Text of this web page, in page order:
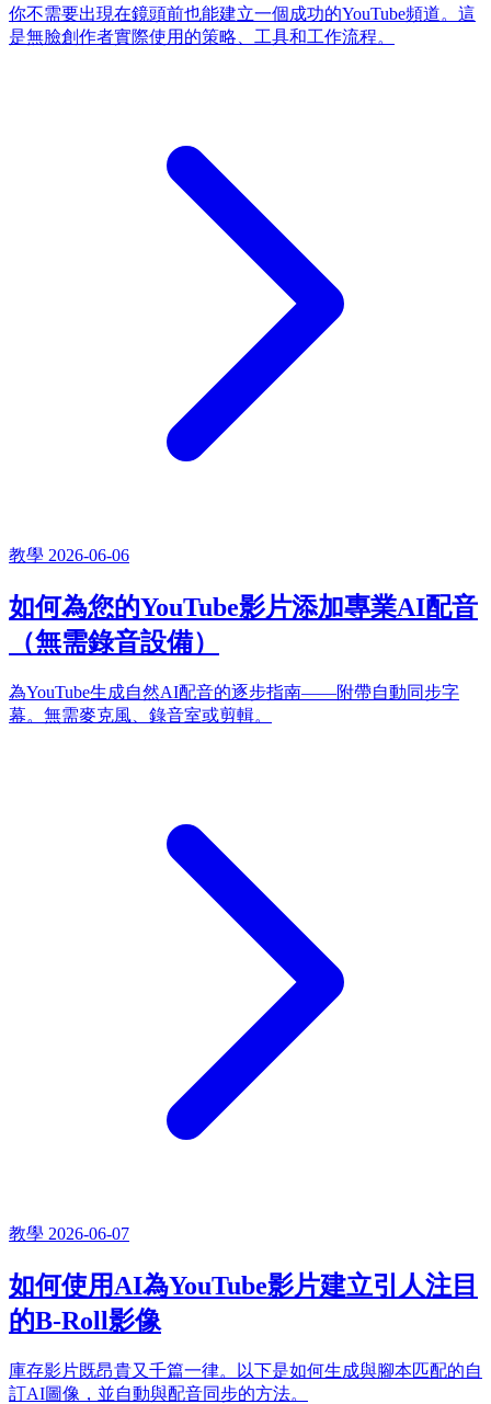
你不需要出現在鏡頭前也能建立一個成功的YouTube頻道。這
是無臉創作者實際使用的策略、工具和工作流程。
教學 2026-06-06
如何為您的YouTube影片添加專業AI配音
（無需錄音設備）
為YouTube生成自然AI配音的逐步指南——附帶自動同步字
幕。無需麥克風、錄音室或剪輯。
教學 2026-06-07
如何使用AI為YouTube影片建立引人注目
的B-Roll影像
庫存影片既昂貴又千篇一律。以下是如何生成與腳本匹配的自
訂AI圖像，並自動與配音同步的方法。